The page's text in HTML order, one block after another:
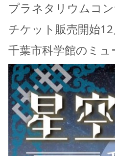
プラネタリウムコ
チケット販売開始12
千葉市科学館のミ